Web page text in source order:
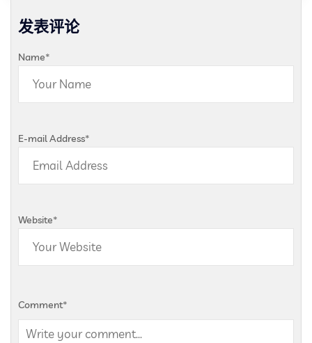
发表评论
Name*
E-mail Address*
Website*
Comment*